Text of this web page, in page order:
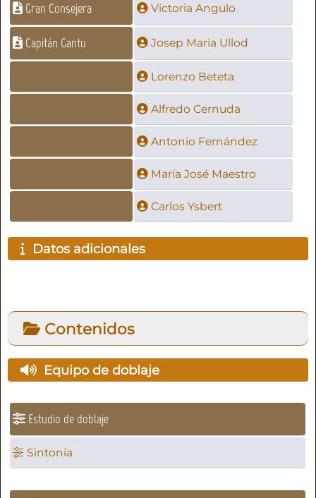
Gran Consejera Victoria Angulo
Capitán Gantu Josep Maria Ullod
Lorenzo Beteta
Alfredo Cernuda
Antonio Fernández
María José Maestro
Carlos Ysbert
Datos adicionales
Contenidos
Equipo de doblaje
Estudio de doblaje
Sintonía